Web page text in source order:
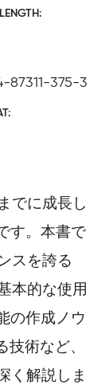
87311-375-3
でに成長し
す。本書で
スを誇る
本的な使用
の作成ノウ
術など、
く解説しま